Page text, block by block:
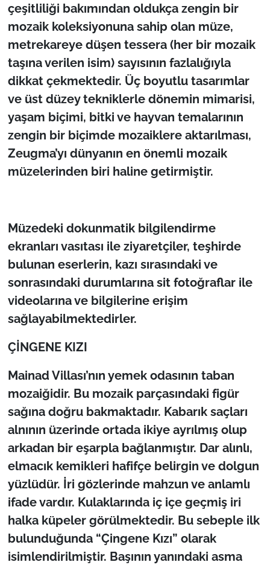
çeşitliliği bakımından oldukça zengin bir
mozaik koleksiyonuna sahip olan müze,
metrekareye düşen tessera (her bir mozaik
taşına verilen isim) sayısının fazlalığıyla
dikkat çekmektedir. Üç boyutlu tasarımlar
ve üst düzey tekniklerle dönemin mimarisi,
yaşam biçimi, bitki ve hayvan temalarının
zengin bir biçimde mozaiklere aktarılması,
Zeugma’yı dünyanın en önemli mozaik
müzelerinden biri haline getirmiştir.
Müzedeki dokunmatik bilgilendirme
ekranları vasıtası ile ziyaretçiler, teşhirde
bulunan eserlerin, kazı sırasındaki ve
sonrasındaki durumlarına sit fotoğraflar ile
videolarına ve bilgilerine erişim
sağlayabilmektedirler.
ÇİNGENE KIZI
Mainad Villası’nın yemek odasının taban
mozaiğidir. Bu mozaik parçasındaki figür
sağına doğru bakmaktadır. Kabarık saçları
alnının üzerinde ortada ikiye ayrılmış olup
arkadan bir eşarpla bağlanmıştır. Dar alınlı,
elmacık kemikleri hafifçe belirgin ve dolgun
yüzlüdür. İri gözlerinde mahzun ve anlamlı
ifade vardır. Kulaklarında iç içe geçmiş iri
halka küpeler görülmektedir. Bu sebeple ilk
bulunduğunda “Çingene Kızı” olarak
isimlendirilmiştir. Başının yanındaki asma